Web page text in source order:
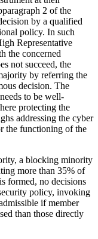
2 of the
by a qualified
policy. In such
Representative
the concerned
not succeed, the
by referring the
decision. The
to be well-
protecting the
addressing the cyber
the functioning of the
a blocking minority
more than 35% of
formed, no decisions
policy, invoking
if member
than those directly